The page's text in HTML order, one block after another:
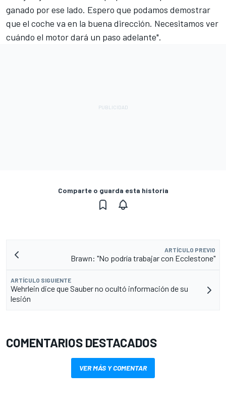
ganado por ese lado. Espero que podamos demostrar
que el coche va en la buena dirección. Necesitamos ver
cuándo el motor dará un paso adelante".
Comparte o guarda esta historia
ARTÍCULO PREVIO
Brawn: "No podría trabajar con Ecclestone"
ARTÍCULO SIGUIENTE
Wehrlein dice que Sauber no ocultó información de su
lesión
COMENTARIOS DESTACADOS
VER MÁS Y COMENTAR